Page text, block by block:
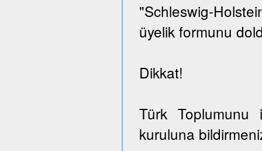
"Schleswig-
üyelik formunu
Dikkat!
Türk
kuruluna